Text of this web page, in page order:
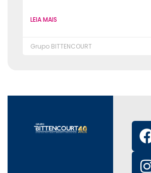
LEIA MAIS
Grupo BITTENCOURT